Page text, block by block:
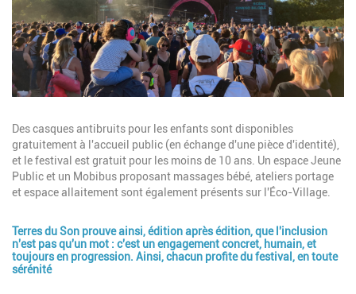
Description
Des casques antibruits pour les enfants sont disponibles
gratuitement à l'accueil public (en échange d'une pièce d'identité),
et le festival est gratuit pour les moins de 10 ans. Un espace Jeune
Public et un Mobibus proposant massages bébé, ateliers portage
et espace allaitement sont également présents sur l'Éco-Village.
Terres du Son prouve ainsi, édition après édition, que l'inclusion
n'est pas qu'un mot : c'est un engagement concret, humain, et
toujours en progression. Ainsi, chacun profite du festival, en toute
sérénité